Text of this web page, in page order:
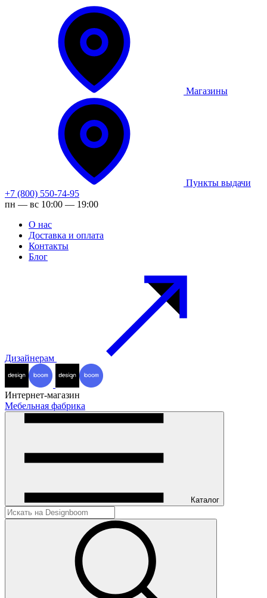
Магазины
Пункты выдачи
+7 (800) 550-74-95
пн — вс 10:00 — 19:00
О нас
Доставка и оплата
Контакты
Блог
Дизайнерам
Интернет-магазин
Мебельная фабрика
Каталог